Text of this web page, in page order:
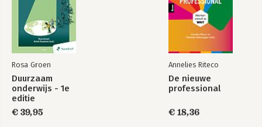
Rosa Groen
Duurzaam
onderwijs - 1e
editie
€ 39,95
Annelies Riteco
De nieuwe
professional
€ 18,36